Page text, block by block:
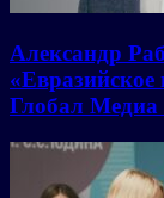
Александр
«Евразийское
Глобал Медиа